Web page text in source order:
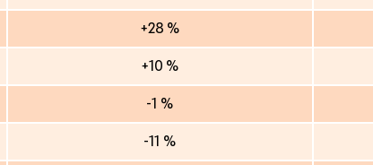
+28 %
+10 %
-1 %
-11 %